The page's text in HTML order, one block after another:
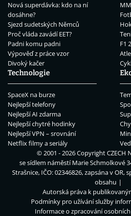
Nová superdávka: kdo na ní
dosáhne?
Sjezd sudetských Němců
Proč vláda zavádí EET?
Padni komu padni
Výpověď z práce vzor
Divoký kačer
F1
Technologie
SpaceX na burze
Nejlepší telefony
Nejlepší AI zdarma
Nejlepší chytré hodinky
Nejlepší VPN – srovnání
Netflix filmy a seriály
© 2001 - 2026 CopyrightCZECH
se sídlem náměstí Marie Schmolkové
Strašnice, IČO: 02346826, zapsána v OR,
obsahu
Autorská práva k
Podmínky pro užívání služby
Informace o zpracování